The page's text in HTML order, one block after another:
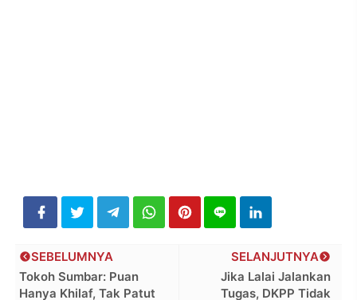
SELANJUTNYA
Jika Lalai Jalankan
Tugas, DKPP Tidak
SEBELUMNYA
Tokoh Sumbar: Puan
Hanya Khilaf, Tak Patut